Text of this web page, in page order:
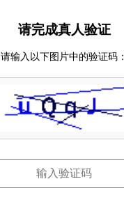
请完成真人验证
请输入以下图片中的验证码：